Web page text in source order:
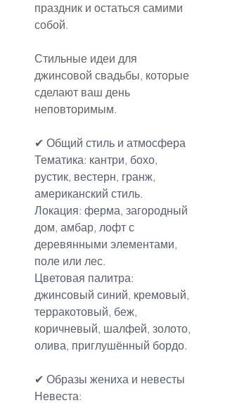
праздник и остаться самими
собой.
Стильные идеи для
джинсовой свадьбы, которые
сделают ваш день
неповторимым.
✔ Общий стиль и атмосфера
Тематика: кантри, бохо,
рустик, вестерн, гранж,
американский стиль.
Локация: ферма, загородный
дом, амбар, лофт с
деревянными элементами,
поле или лес.
Цветовая палитра:
джинсовый синий, кремовый,
терракотовый, беж,
коричневый, шалфей, золото,
олива, приглушённый бордо.
✔ Образы жениха и невесты
Невеста: